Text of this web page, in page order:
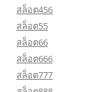
สล็อต456
สล็อต55
สล็อต66
สล็อต666
สล็อต777